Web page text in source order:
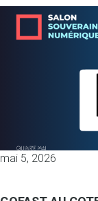
mai 5, 2026